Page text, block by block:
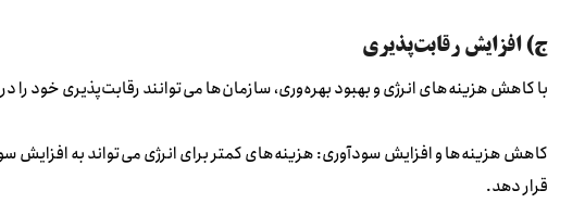
ج) افزایش رقابت‌پذیری
با کاهش هزینه‌های انرژی و بهبود بهره‌وری، سازمان‌ها می‌توانند رقابت‌پذیری خود را
کاهش هزینه‌ها و افزایش سودآوری: هزینه‌های کمتر برای انرژی می‌تواند به افزایش
قرار دهد.